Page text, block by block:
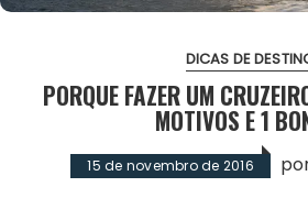
DICAS DE
PORQUE FAZER UM
MOTIVOS E 1
15 de novembro de 2016